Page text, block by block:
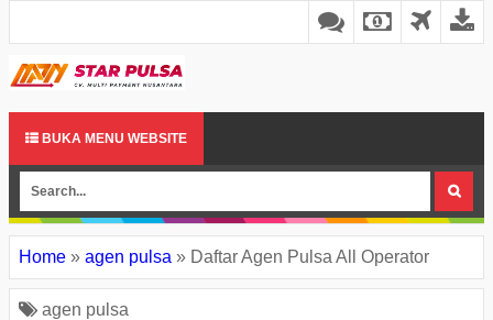
BUKA MENU WEBSITE
Home » agen pulsa » Daftar Agen Pulsa All Operator
agen pulsa